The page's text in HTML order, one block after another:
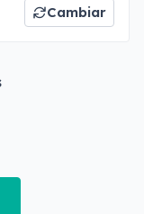
Cambiar